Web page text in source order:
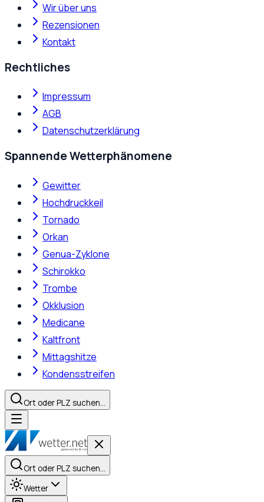
Wir über uns
Rezensionen
Kontakt
Rechtliches
Impressum
AGB
Datenschutzerklärung
Spannende Wetterphänomene
Gewitter
Hochdruckkeil
Tornado
Orkan
Genua-Zyklone
Schirokko
Trombe
Okklusion
Medicane
Kaltfront
Mittagshitze
Kondensstreifen
Ort oder PLZ suchen…
Ort oder PLZ suchen…
Wetter